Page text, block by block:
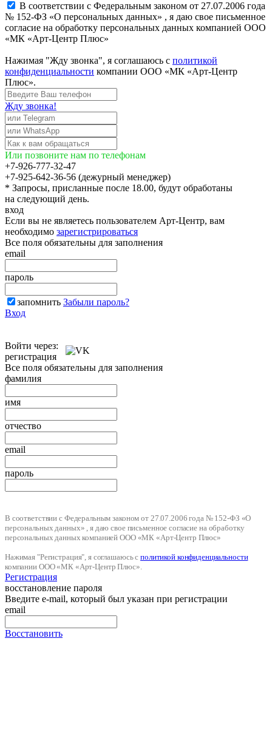
В соответствии с Федеральным законом от 27.07.2006 года
№ 152-ФЗ «О персональных данных» , я даю свое письменное
согласие на обработку персональных данных компанией ООО
«МК «Арт-Центр Плюс»
Нажимая "Жду звонка", я соглашаюсь с политикой
конфиденциальности компании ООО «МК «Арт-Центр
Плюс».
Жду звонка!
Или позвоните нам по телефонам
+7-926-777-32-47
+7-925-642-36-56 (дежурный менеджер)
* Запросы, присланные после 18.00, будут обработаны
на следующий день.
вход
Если вы не являетесь пользователем Арт-Центр, вам
необходимо зарегистрироваться
Все поля обязательны для заполнения
email
пароль
запомнить Забыли пароль?
Вход
Войти через:
регистрация
Все поля обязательны для заполнения
фамилия
имя
отчество
email
пароль
В соответствии с Федеральным законом от 27.07.2006 года № 152-ФЗ «О
персональных данных» , я даю свое письменное согласие на обработку
персональных данных компанией ООО «МК «Арт-Центр Плюс»
Нажимая "Регистрация", я соглашаюсь сполитикой конфиденциальности
компании ООО «МК «Арт-Центр Плюс».
Регистрация
восстановление пароля
Введите e-mail, который был указан при регистрации
email
Восстановить